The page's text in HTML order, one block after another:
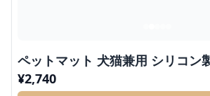
ペットマット 犬猫兼用 シリコン
¥2,740